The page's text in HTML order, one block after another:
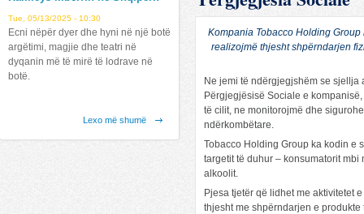
Kompania Tobacco Holding
realizojmë thjesht shpërndarjen
Ne jemi të ndërgjegjshëm se sjellja
Përgjegjësisë Sociale e
të cilit, ne monitorojmë dhe
ndërkombëtare.
Tobacco Holding Group ka kodin e
targetit të duhur – konsumatorit
alkoolit.
Pjesa tjetër që lidhet me aktivitetet
thjesht me shpërndarjen e
Tue, 05/13/2025 - 10:30
Ecni nëpër dyer dhe hyni në një botë
argëtimi, magjie dhe teatri në
dyqanin më të mirë të lodrave në
botë.
Lexo më shumë